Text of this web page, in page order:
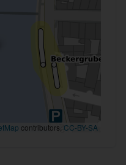
contributors, CC-BY-SA